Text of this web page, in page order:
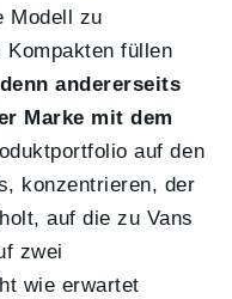
Modell zu
füllen
andererseits
Marke mit dem
auf den
konzentrieren, der
auf die zu Vans
zwei
wie erwartet